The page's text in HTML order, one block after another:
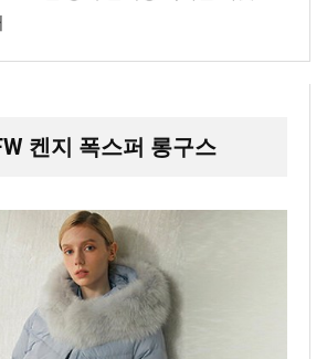
켄지 폭스퍼 롱구스